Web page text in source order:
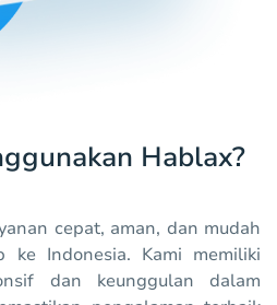
Hablax?
cepat, aman, dan mudah
ke Indonesia. Kami memiliki
dan keunggulan dalam